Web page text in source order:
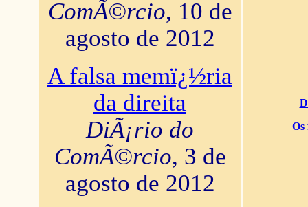
ComÃ©rcio, 10 de
agosto de 2012
A falsa memï¿½ria
da direita
DiÃ¡rio do
ComÃ©rcio, 3 de
agosto de 2012
Os